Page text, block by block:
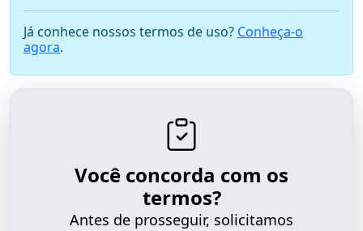
Já conhece nossos termos de uso? Conheça-o
agora.
Você concorda com os
termos?
Antes de prosseguir, solicitamos